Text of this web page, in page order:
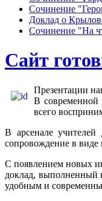
Сочинение
Доклад о
Сочинение "На
Сайт
Презентации
В современной
всего
В арсенале учителей
сопровождение в
С появлением новых
доклад, выполненный
удобным и